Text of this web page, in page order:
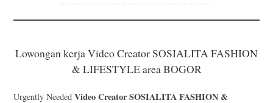
Lowongan kerja Video Creator SOSIALITA FASHION
& LIFESTYLE area BOGOR
Urgently NeededVideo Creator SOSIALITA FASHION &